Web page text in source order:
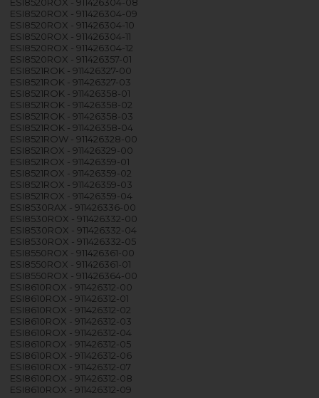
ESI8520ROX - 911426304-09
ESI8520ROX - 911426304-10
ESI8520ROX - 911426304-11
ESI8520ROX - 911426304-12
ESI8520ROX - 911426357-01
ESI8521ROK - 911426327-00
ESI8521ROK - 911426327-03
ESI8521ROK - 911426358-01
ESI8521ROK - 911426358-02
ESI8521ROK - 911426358-03
ESI8521ROK - 911426358-04
ESI8521ROW - 911426328-00
ESI8521ROX - 911426329-00
ESI8521ROX - 911426359-01
ESI8521ROX - 911426359-02
ESI8521ROX - 911426359-03
ESI8521ROX - 911426359-04
ESI8530RAX - 911426336-00
ESI8530ROX - 911426332-00
ESI8530ROX - 911426332-04
ESI8530ROX - 911426332-05
ESI8550ROX - 911426361-00
ESI8550ROX - 911426361-01
ESI8550ROX - 911426364-00
ESI8610ROX - 911426312-00
ESI8610ROX - 911426312-01
ESI8610ROX - 911426312-02
ESI8610ROX - 911426312-03
ESI8610ROX - 911426312-04
ESI8610ROX - 911426312-05
ESI8610ROX - 911426312-06
ESI8610ROX - 911426312-07
ESI8610ROX - 911426312-08
ESI8610ROX - 911426312-09